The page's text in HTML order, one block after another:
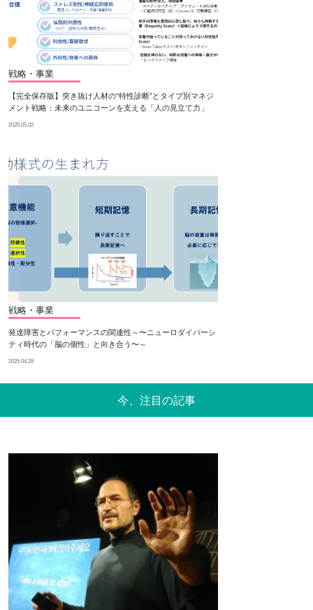
戦略・事業
【完全保存版】突き抜け人材の“特性診断”とタイプ別マネジ
メント戦略：未来のユニコーンを支える「人の見立て力」
2025.05.02
戦略・事業
発達障害とパフォーマンスの関連性～〜ニューロダイバーシ
ティ時代の「脳の個性」と向き合う〜～
2025.04.28
今、注目の記事